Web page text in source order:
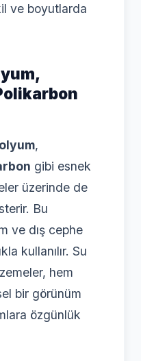
ve boyutlarda
,
gibi esnek
üzerinde de
Bu
ve dış cephe
kullanılır. Su
hem
bir görünüm
özgünlük